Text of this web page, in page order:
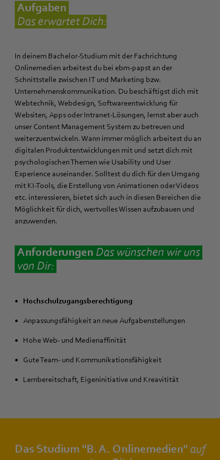
Aufgaben
Das erwartet Dich:
In deinem Bachelor-Studium mit der Fachrichtung
Onlinemedien arbeitest du bei ebm‑papst an der
Schnittstelle zwischen IT und Marketing bzw.
Unternehmenskommunikation. Du beschäftigst dich mit
Webtechnik, Webdesign, Softwareentwicklung für
Websiten, Apps oder Intranet-Lösungen, lernst aber auch
unser Content Management System zu betreuen und
weiterzuentwickeln. Wann immer möglich arbeitest du an
digitalen Produktentwicklungen mit und setzt dich mit
psychologischen Themen wie Usability und User
Experience auseinander. Solltest du dich für den Umgang
mit KI-Tools, die Erstellung von Animationen oder Videos
etc. interessieren, bietet sich auch in diesen Bereichen die
Möglichkeit für dich, wertvolles Wissen aufzubauen und
anzuwenden.
Anforderungen Das wünschen wir uns
von Dir:
Hochschulzugangsberechtigung
Anpassungsfähigkeit an neue Aufgabenstellungen
Hohe Web- und Medienaffinität
Gute Team- und Kommunikationsfähigkeit
Lernbereitschaft, Eigeninitiative und Kreavitität
Das Studium "B. A. Onlinemedien" auf